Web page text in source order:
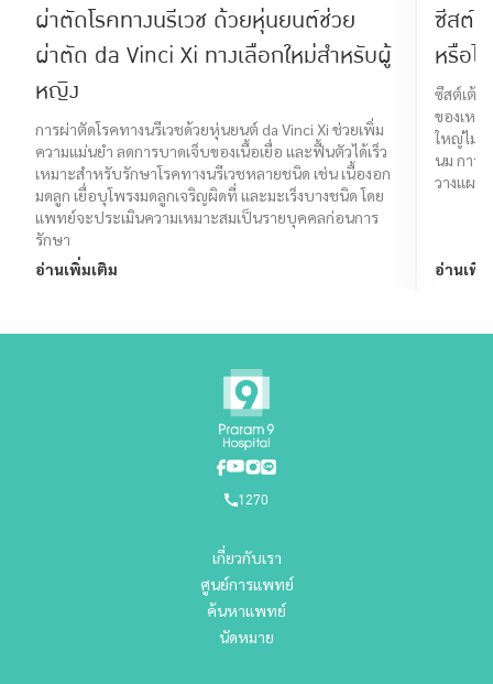
ผ่าตัดโรคทางนรีเวช ด้วยหุ่นยนต์ช่วย
ผ่าตัด da Vinci Xi ทางเลือกใหม่สำหรับผู้
หญิง
การผ่าตัดโรคทางนรีเวชด้วยหุ่นยนต์ da Vinci Xi ช่วยเพิ่ม
ความแม่นยำ ลดการบาดเจ็บของเนื้อเยื่อ และฟื้นตัวได้เร็ว
เหมาะสำหรับรักษาโรคทางนรีเวชหลายชนิด เช่น เนื้องอก
มดลูก เยื่อบุโพรงมดลูกเจริญผิดที่ และมะเร็งบางชนิด โดย
แพทย์จะประเมินความเหมาะสมเป็นรายบุคคลก่อนการ
รักษา
อ่านเพิ่มเติม
ซีสต์เ
หรือไ
ซีสต์เต้า
ของเหล
ใหญ่ไม่ใ
นม การ
วางแผน
อ่านเพิ่
1270
เกี่ยวกับเรา
ศูนย์การแพทย์
ค้นหาแพทย์
นัดหมาย